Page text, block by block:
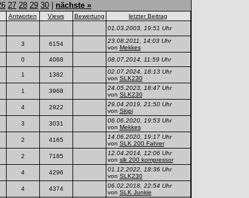
27 28 29 30 nächste »
Antworten Views Bewertung letzter Beitrag
01.03.2003, 19:51 Uhr
3 6154
23.08.2011, 14:03 Uhr
von Mekkes
0 4068 08.07.2014, 11:59 Uhr
1 1382
02.07.2024, 18:13 Uhr
von SLK230
1 3968
24.05.2023, 18:47 Uhr
von SLK230
4 2922
29.04.2019, 21:50 Uhr
von Skipi
3 3031
06.06.2020, 19:53 Uhr
von Mekkes
2 4165
14.06.2020, 19:17 Uhr
von SLK 200 Fahrer
2 7185
12.04.2014, 12:06 Uhr
von slk 200 kompressor
4 4296
01.12.2022, 18:36 Uhr
von SLK230
4 4374
06.02.2018, 22:54 Uhr
von SLK Junkie